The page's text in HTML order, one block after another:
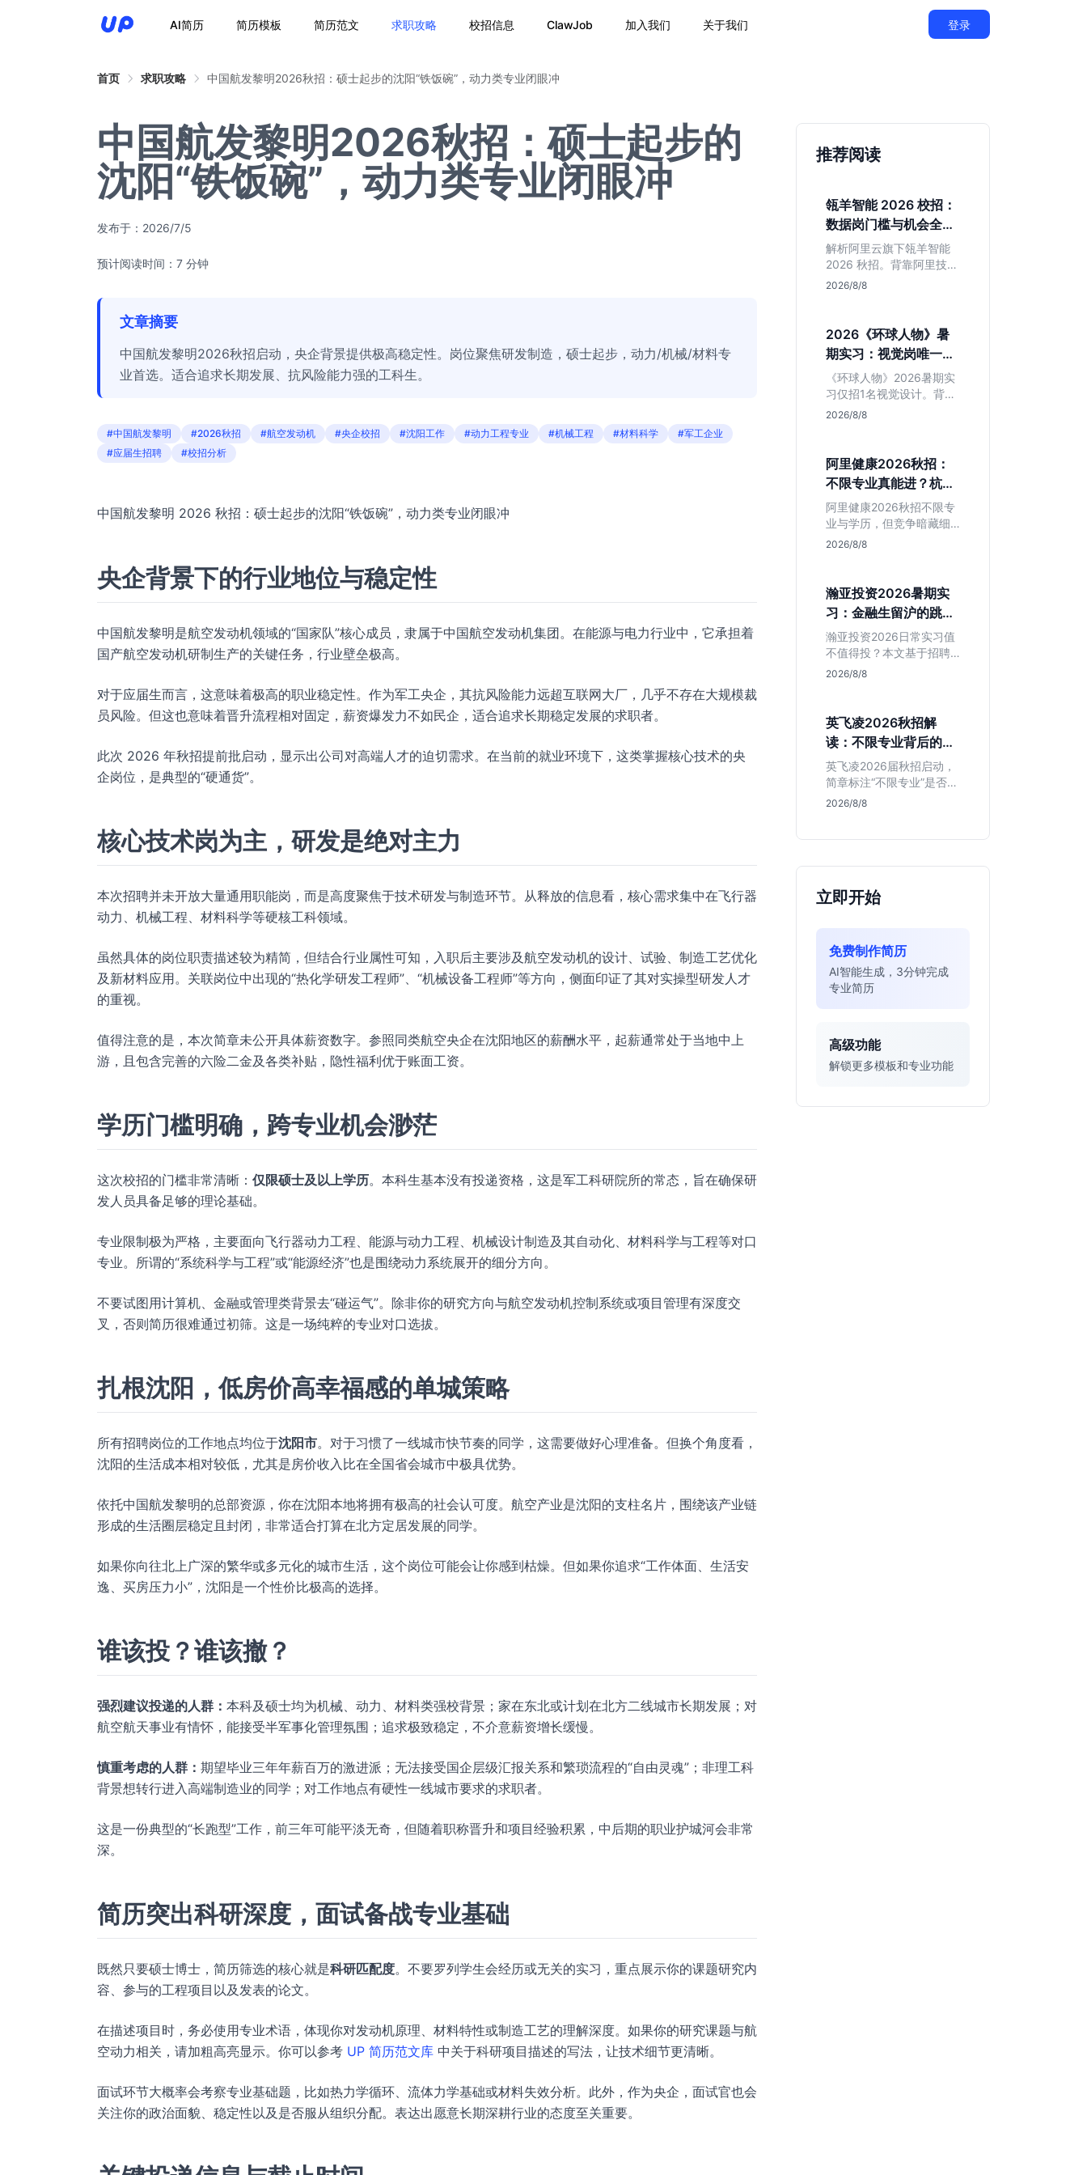
AI简历 简历模板 简历范文 求职攻略 校招信息 ClawJob 加入我们 关于我们 登录
首页 求职攻略 中国航发黎明2026秋招：硕士起步的沈阳“铁饭碗”，动力类专业闭眼冲
中国航发黎明2026秋招：硕士起步的
沈阳“铁饭碗”，动力类专业闭眼冲
发布于： 2026/7/5
预计阅读时间：7 分钟
文章摘要
中国航发黎明2026秋招启动，央企背景提供极高稳定性。岗位聚焦研发制造，硕士起步，动力/机械/材料专
业首选。适合追求长期发展、抗风险能力强的工科生。
#中国航发黎明 #2026秋招 #航空发动机 #央企校招 #沈阳工作 #动力工程专业 #机械工程 #材料科学
#军工企业
#应届生招聘
#校招分析
中国航发黎明 2026 秋招：硕士起步的沈阳“铁饭碗”，动力类专业闭眼冲
央企背景下的行业地位与稳定性
中国航发黎明是航空发动机领域的“国家队”核心成员，隶属于中国航空发动机集团。在能源与电力行业中，它承担着
国产航空发动机研制生产的关键任务，行业壁垒极高。
对于应届生而言，这意味着极高的职业稳定性。作为军工央企，其抗风险能力远超互联网大厂，几乎不存在大规模裁
员风险。但这也意味着晋升流程相对固定，薪资爆发力不如民企，适合追求长期稳定发展的求职者。
此次 2026 年秋招提前批启动，显示出公司对高端人才的迫切需求。在当前的就业环境下，这类掌握核心技术的央
企岗位，是典型的“硬通货”。
核心技术岗为主，研发是绝对主力
本次招聘并未开放大量通用职能岗，而是高度聚焦于技术研发与制造环节。从释放的信息看，核心需求集中在飞行器
动力、机械工程、材料科学等硬核工科领域。
虽然具体的岗位职责描述较为精简，但结合行业属性可知，入职后主要涉及航空发动机的设计、试验、制造工艺优化
及新材料应用。关联岗位中出现的“热化学研发工程师”、“机械设备工程师”等方向，侧面印证了其对实操型研发人才
的重视。
值得注意的是，本次简章未公开具体薪资数字。参照同类航空央企在沈阳地区的薪酬水平，起薪通常处于当地中上
游，且包含完善的六险二金及各类补贴，隐性福利优于账面工资。
学历门槛明确，跨专业机会渺茫
这次校招的门槛非常清晰： 仅限硕士及以上学历。本科生基本没有投递资格，这是军工科研院所的常态，旨在确保研
发人员具备足够的理论基础。
专业限制极为严格，主要面向飞行器动力工程、能源与动力工程、机械设计制造及其自动化、材料科学与工程等对口
专业。所谓的“系统科学与工程”或“能源经济”也是围绕动力系统展开的细分方向。
不要试图用计算机、金融或管理类背景去“碰运气”。除非你的研究方向与航空发动机控制系统或项目管理有深度交
叉，否则简历很难通过初筛。这是一场纯粹的专业对口选拔。
扎根沈阳，低房价高幸福感的单城策略
所有招聘岗位的工作地点均位于沈阳市。对于习惯了一线城市快节奏的同学，这需要做好心理准备。但换个角度看，
沈阳的生活成本相对较低，尤其是房价收入比在全国省会城市中极具优势。
依托中国航发黎明的总部资源，你在沈阳本地将拥有极高的社会认可度。航空产业是沈阳的支柱名片，围绕该产业链
形成的生活圈层稳定且封闭，非常适合打算在北方定居发展的同学。
如果你向往北上广深的繁华或多元化的城市生活，这个岗位可能会让你感到枯燥。但如果你追求“工作体面、生活安
逸、买房压力小”，沈阳是一个性价比极高的选择。
谁该投？谁该撤？
强烈建议投递的人群： 本科及硕士均为机械、动力、材料类强校背景；家在东北或计划在北方二线城市长期发展；对
航空航天事业有情怀，能接受半军事化管理氛围；追求极致稳定，不介意薪资增长缓慢。
慎重考虑的人群： 期望毕业三年年薪百万的激进派；无法接受国企层级汇报关系和繁琐流程的“自由灵魂”；非理工科
背景想转行进入高端制造业的同学；对工作地点有硬性一线城市要求的求职者。
这是一份典型的“长跑型”工作，前三年可能平淡无奇，但随着职称晋升和项目经验积累，中后期的职业护城河会非常
深。
简历突出科研深度，面试备战专业基础
既然只要硕士博士，简历筛选的核心就是科研匹配度。不要罗列学生会经历或无关的实习，重点展示你的课题研究内
容、参与的工程项目以及发表的论文。
在描述项目时，务必使用专业术语，体现你对发动机原理、材料特性或制造工艺的理解深度。如果你的研究课题与航
空动力相关，请加粗高亮显示。你可以参考 UP 简历范文库 中关于科研项目描述的写法，让技术细节更清晰。
面试环节大概率会考察专业基础题，比如热力学循环、流体力学基础或材料失效分析。此外，作为央企，面试官也会
关注你的政治面貌、稳定性以及是否服从组织分配。表达出愿意长期深耕行业的态度至关重要。
推荐阅读
瓴羊智能 2026 校招：
数据岗门槛与机会全拆
解
解析阿里云旗下瓴羊智能
2026 秋招。背靠阿里技术
底座，主打 DaaS 业务。
估 B 端数据路线的成长曲
线与抗压挑战，助你判断
是否值得投递。
2026/8/8
2026《环球人物》暑
期实习：视觉岗唯一名
额值不值得冲？
《环球人物》2026暑期实
习仅招1名视觉设计。背靠
人民日报社，央媒背书极
简历、能接受严谨流程的
设计生，想进大厂快节奏
者慎投。
2026/8/8
阿里健康2026秋招：
不限专业真能进？杭州
大厂最后的捡漏机会
阿里健康2026秋招不限专
业与学历，但竞争暗藏细
节。本文解读其医疗赛道
帮应届生判断是否值得投
入。
2026/8/8
瀚亚投资2026暑期实
习：金融生留沪的跳板
还是坑？
瀚亚投资2026日常实习值
不值得投？本文基于招聘
简章分析：业务聚焦金融
需上海高含金量实习证
明、想接触真实资金流向
的金融生，不适合追求稳
定留用的同学。
2026/8/8
英飞凌2026秋招解
读：不限专业背后的门
槛与机会
英飞凌2026届秋招启动，
简章标注“不限专业”是否可
信？本文基于招聘简章，
断是否值得投入。
2026/8/8
立即开始
免费制作简历
AI智能生成，3分钟完成
专业简历
高级功能
解锁更多模板和专业功能